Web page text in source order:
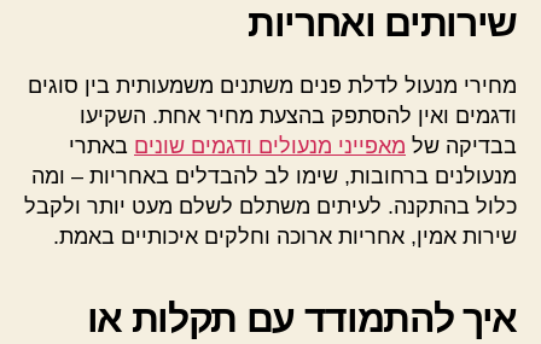
שירותים ואחריות
מחירי מנעול לדלת פנים משתנים משמעותית בין סוגים
ודגמים ואין להסתפק בהצעת מחיר אחת. השקיעו
בבדיקה של מאפייני מנעולים ודגמים שונים באתרי
מנעולנים ברחובות, שימו לב להבדלים באחריות – ומה
כלול בהתקנה. לעיתים משתלם לשלם מעט יותר ולקבל
שירות אמין, אחריות ארוכה וחלקים איכותיים באמת.
איך להתמודד עם תקלות או